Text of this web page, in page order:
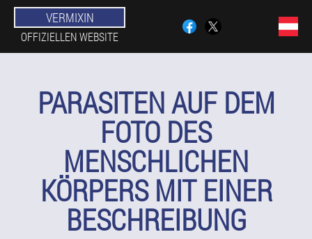
VERMIXIN
OFFIZIELLEN WEBSITE
PARASITEN AUF DEM
FOTO DES
MENSCHLICHEN
KÖRPERS MIT EINER
BESCHREIBUNG